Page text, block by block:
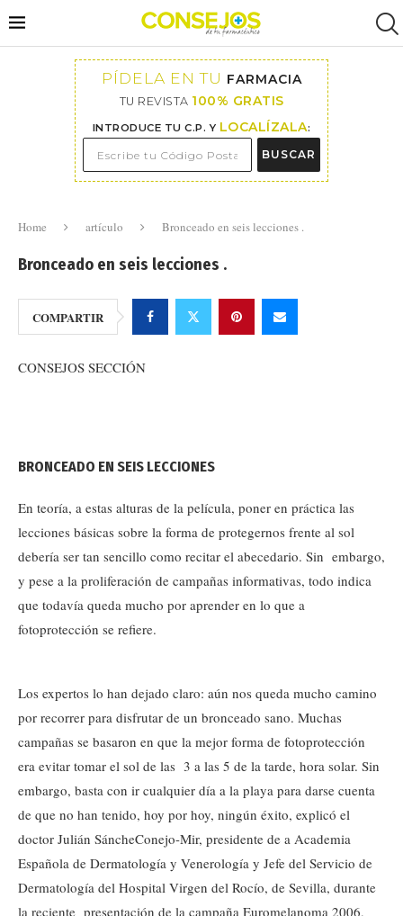
PÍDELA EN TU FARMACIA
TU REVISTA 100% GRATIS
INTRODUCE TU C.P. Y LOCALÍZALA:
BUSCAR
Home artículo Bronceado en seis lecciones .
Bronceado en seis lecciones .
COMPARTIR
CONSEJOS SECCIÓN
BRONCEADO EN SEIS LECCIONES
En teoría, a estas alturas de la película, poner en práctica las
lecciones básicas sobre la forma de protegernos frente al sol
debería ser tan sencillo como recitar el abecedario. Sin embargo,
y pese a la proliferación de campañas informativas, todo indica
que todavía queda mucho por aprender en lo que a
fotoprotección se refiere.
Los expertos lo han dejado claro: aún nos queda mucho camino
por recorrer para disfrutar de un bronceado sano. Muchas
campañas se basaron en que la mejor forma de fotoprotección
era evitar tomar el sol de las 3 a las 5 de la tarde, hora solar. Sin
embargo, basta con ir cualquier día a la playa para darse cuenta
de que no han tenido, hoy por hoy, ningún éxito, explicó el
doctor Julián SáncheConejo-Mir, presidente de a Academia
Española de Dermatología y Venerología y Jefe del Servicio de
Dermatología del Hospital Virgen del Rocío, de Sevilla, durante
la reciente presentación de la campaña Euromelanoma 2006,